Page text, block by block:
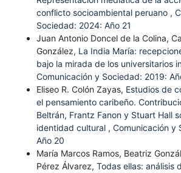
conflicto socioambiental peruano ,
Sociedad: 2024: Año 21
Juan Antonio Doncel de la Colina,
González, La India María:
bajo la mirada de los universitarios
Comunicación y Sociedad: 2019:
Eliseo R. Colón Zayas, Estudios de
el pensamiento caribeño.
Beltrán, Frantz Fanon y Stuart Hall
identidad cultural , Comunicación y
Año 20
María Marcos Ramos, Beatriz
Pérez Álvarez, Todas ellas: análisis